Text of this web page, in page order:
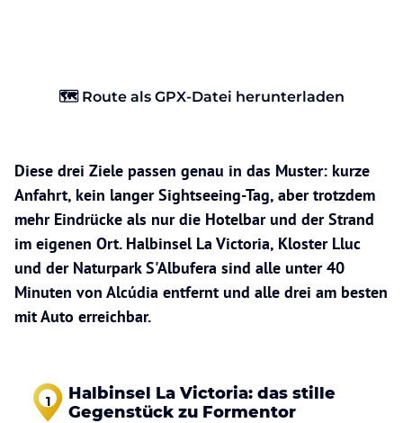
🗺️ Route als GPX-Datei herunterladen
Diese drei Ziele passen genau in das Muster: kurze
Anfahrt, kein langer Sightseeing-Tag, aber trotzdem
mehr Eindrücke als nur die Hotelbar und der Strand
im eigenen Ort. Halbinsel La Victoria, Kloster Lluc
und der Naturpark S'Albufera sind alle unter 40
Minuten von Alcúdia entfernt und alle drei am besten
mit Auto erreichbar.
1
Halbinsel La Victoria: das stille
Gegenstück zu Formentor